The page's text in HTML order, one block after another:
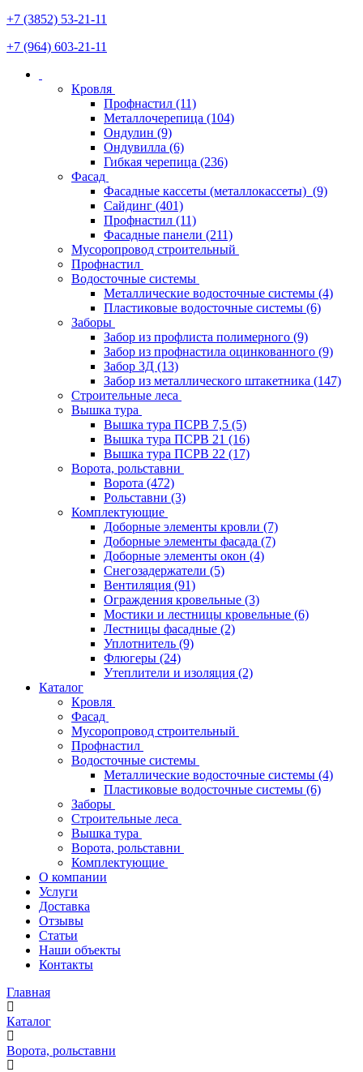
+7 (3852) 53-21-11
+7 (964) 603-21-11
Кровля
Профнастил (11)
Металлочерепица (104)
Ондулин (9)
Ондувилла (6)
Гибкая черепица (236)
Фасад
Фасадные кассеты (металлокассеты) (9)
Сайдинг (401)
Профнастил (11)
Фасадные панели (211)
Мусоропровод строительный
Профнастил
Водосточные системы
Металлические водосточные системы (4)
Пластиковые водосточные системы (6)
Заборы
Забор из профлиста полимерного (9)
Забор из профнастила оцинкованного (9)
Забор 3Д (13)
Забор из металлического штакетника (147)
Строительные леса
Вышка тура
Вышка тура ПСРВ 7,5 (5)
Вышка тура ПСРВ 21 (16)
Вышка тура ПСРВ 22 (17)
Ворота, рольставни
Ворота (472)
Рольставни (3)
Комплектующие
Доборные элементы кровли (7)
Доборные элементы фасада (7)
Доборные элементы окон (4)
Снегозадержатели (5)
Вентиляция (91)
Ограждения кровельные (3)
Мостики и лестницы кровельные (6)
Лестницы фасадные (2)
Уплотнитель (9)
Флюгеры (24)
Утеплители и изоляция (2)
Каталог
Кровля
Фасад
Мусоропровод строительный
Профнастил
Водосточные системы
Металлические водосточные системы (4)
Пластиковые водосточные системы (6)
Заборы
Строительные леса
Вышка тура
Ворота, рольставни
Комплектующие
О компании
Услуги
Доставка
Отзывы
Статьи
Наши объекты
Контакты
Главная
Каталог
Ворота, рольставни